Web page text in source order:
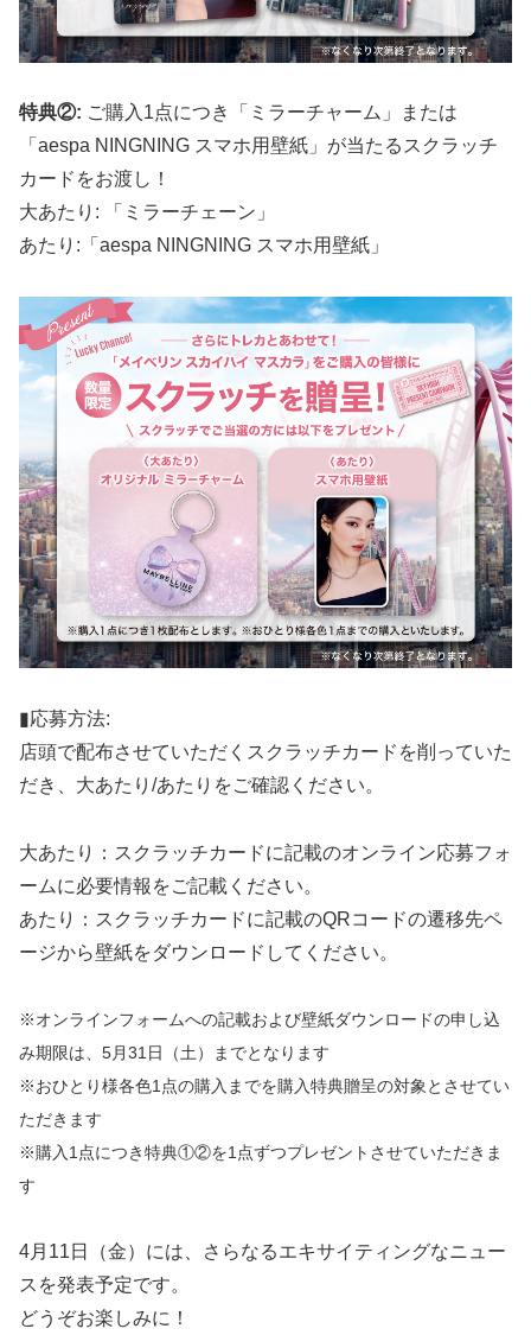
特典②: ご購入1点につき「ミラーチャーム」または
「aespa NINGNING スマホ用壁紙」が当たるスクラッチ
カードをお渡し！
大あたり: 「ミラーチェーン」
あたり:「aespa NINGNING スマホ用壁紙」
▮応募方法:
店頭で配布させていただくスクラッチカードを削っていた
だき、大あたり/あたりをご確認ください。
大あたり：スクラッチカードに記載のオンライン応募フォ
ームに必要情報をご記載ください。
あたり：スクラッチカードに記載のQRコードの遷移先ペ
ージから壁紙をダウンロードしてください。
※オンラインフォームへの記載および壁紙ダウンロードの申し込
み期限は、5月31日（土）までとなります
※おひとり様各色1点の購入までを購入特典贈呈の対象とさせてい
ただきます
※購入1点につき特典①②を1点ずつプレゼントさせていただきま
す
4月11日（金）には、さらなるエキサイティングなニュー
スを発表予定です。
どうぞお楽しみに！